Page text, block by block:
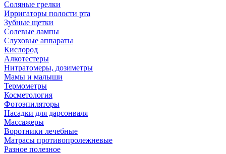
Соляные грелки
Ирригаторы полости рта
Зубные щетки
Солевые лампы
Слуховые аппараты
Кислород
Алкотестеры
Нитратомеры, дозиметры
Мамы и малыши
Термометры
Косметология
Фотоэпиляторы
Насадки для дарсонваля
Массажеры
Воротники лечебные
Матрасы противопролежневые
Разное полезное